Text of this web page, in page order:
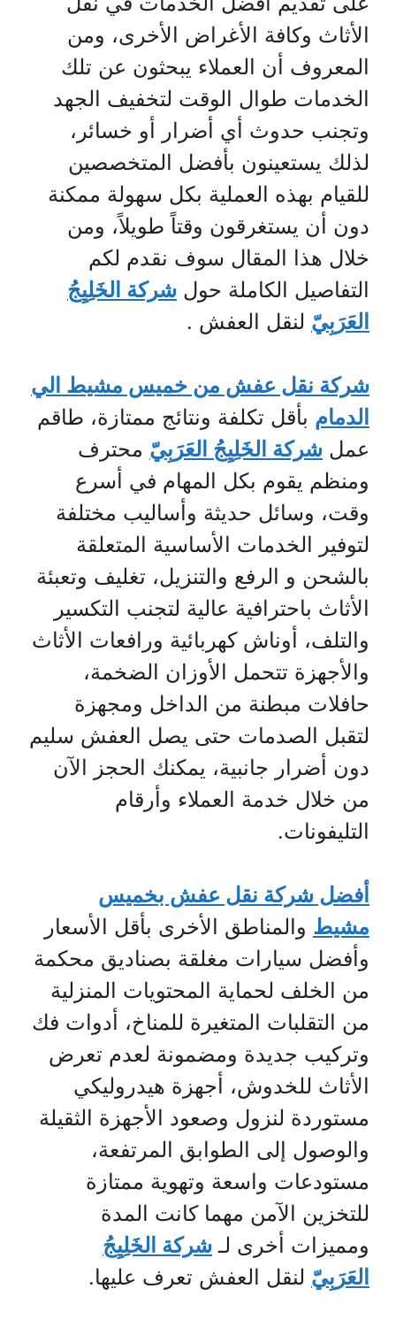
الأثاث وكافة الأغراض الأخرى، ومن
المعروف أن العملاء يبحثون عن تلك
الخدمات طوال الوقت لتخفيف الجهد
وتجنب حدوث أي أضرار أو خسائر،
لذلك يستعينون بأفضل المتخصصين
للقيام بهذه العملية بكل سهولة ممكنة
دون أن يستغرقون وقتاً طويلاً، ومن
خلال هذا المقال سوف نقدم لكم
التفاصيل الكاملة حول شركة الخَلِيِجُ
العَرَبِيّ لنقل العفش .
شركة نقل عفش من خميس مشيط الي
الدمام بأقل تكلفة ونتائج ممتازة، طاقم
عمل شركة الخَلِيِجُ العَرَبِيّ محترف
ومنظم يقوم بكل المهام في أسرع
وقت، وسائل حديثة وأساليب مختلفة
لتوفير الخدمات الأساسية المتعلقة
بالشحن و الرفع والتنزيل، تغليف وتعبئة
الأثاث باحترافية عالية لتجنب التكسير
والتلف، أوناش كهربائية ورافعات الأثاث
والأجهزة تتحمل الأوزان الضخمة،
حافلات مبطنة من الداخل ومجهزة
لتقبل الصدمات حتى يصل العفش سليم
دون أضرار جانبية، يمكنك الحجز الآن
من خلال خدمة العملاء وأرقام
التليفونات.
أفضل شركة نقل عفش بخميس
مشيط والمناطق الأخرى بأقل الأسعار
وأفضل سيارات مغلقة بصناديق محكمة
من الخلف لحماية المحتويات المنزلية
من التقلبات المتغيرة للمناخ، أدوات فك
وتركيب جديدة ومضمونة لعدم تعرض
الأثاث للخدوش، أجهزة هيدروليكي
مستوردة لنزول وصعود الأجهزة الثقيلة
والوصول إلى الطوابق المرتفعة،
مستودعات واسعة وتهوية ممتازة
للتخزين الآمن مهما كانت المدة
ومميزات أخرى لـ شركة الخَلِيِجُ
العَرَبِيّ لنقل العفش تعرف عليها.